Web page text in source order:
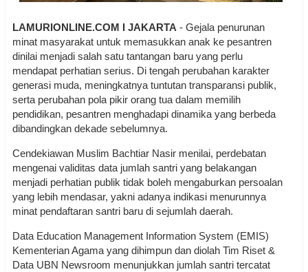
LAMURIONLINE.COM I JAKARTA - Gejala penurunan
minat masyarakat untuk memasukkan anak ke pesantren
dinilai menjadi salah satu tantangan baru yang perlu
mendapat perhatian serius. Di tengah perubahan karakter
generasi muda, meningkatnya tuntutan transparansi publik,
serta perubahan pola pikir orang tua dalam memilih
pendidikan, pesantren menghadapi dinamika yang berbeda
dibandingkan dekade sebelumnya.
Cendekiawan Muslim Bachtiar Nasir menilai, perdebatan
mengenai validitas data jumlah santri yang belakangan
menjadi perhatian publik tidak boleh mengaburkan persoalan
yang lebih mendasar, yakni adanya indikasi menurunnya
minat pendaftaran santri baru di sejumlah daerah.
Data Education Management Information System (EMIS)
Kementerian Agama yang dihimpun dan diolah Tim Riset &
Data UBN Newsroom menunjukkan jumlah santri tercatat